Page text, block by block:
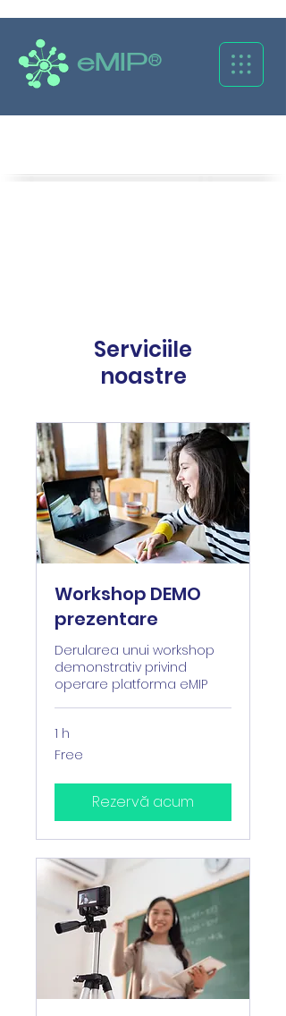
eMIP®
Serviciile
noastre
Workshop DEMO
prezentare
Derularea unui workshop
demonstrativ privind
operare platforma eMIP
1 h
Free
Free
Rezervă acum